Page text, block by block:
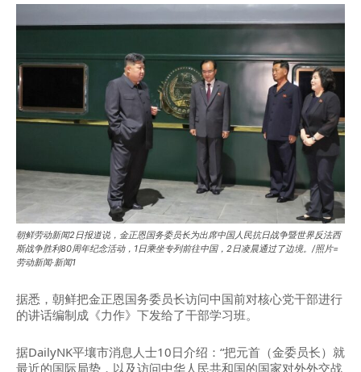
朝鲜劳动新闻2日报道说，金正恩国务委员长为出席中国人民抗日战争暨世界反法西
斯战争胜利80周年纪念活动，1日乘坐专列前往中国，2日凌晨通过了边境。/照片=
劳动新闻·新闻1
据悉，朝鲜把金正恩国务委员长访问中国前对核心党干部进行
的讲话编制成《力作》下发给了干部学习班。
据DailyNK平壤市消息人士10日介绍：“把元首（金委员长）就
最近的国际局势，以及访问中华人民共和国的国家对外外交战